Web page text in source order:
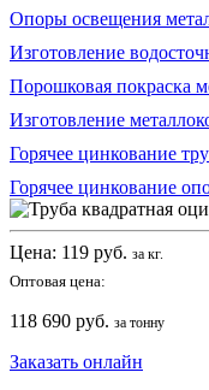
Опоры освещения
Изготовление
Порошковая покраска
Изготовление
Горячее цинкование
Горячее цинкование
Цена: 119 руб. за кг.
Оптовая цена:
118 690 руб. за тонну
Заказать онлайн